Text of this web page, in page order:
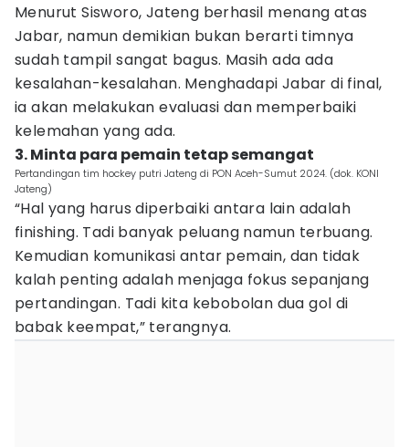
Menurut Sisworo, Jateng berhasil menang atas
Jabar, namun demikian bukan berarti timnya
sudah tampil sangat bagus. Masih ada ada
kesalahan-kesalahan. Menghadapi Jabar di final,
ia akan melakukan evaluasi dan memperbaiki
kelemahan yang ada.
3. Minta para pemain tetap semangat
Pertandingan tim hockey putri Jateng di PON Aceh-Sumut 2024. (dok. KONI
Jateng)
“Hal yang harus diperbaiki antara lain adalah
finishing. Tadi banyak peluang namun terbuang.
Kemudian komunikasi antar pemain, dan tidak
kalah penting adalah menjaga fokus sepanjang
pertandingan. Tadi kita kebobolan dua gol di
babak keempat,” terangnya.